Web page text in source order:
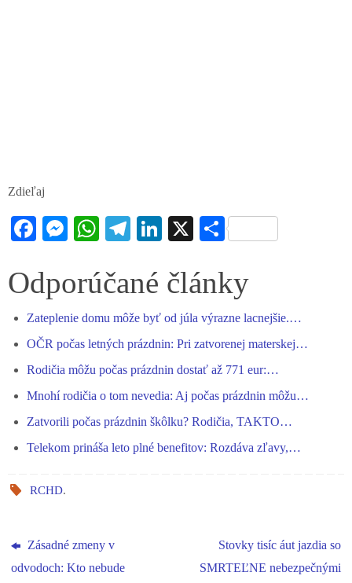
Zdieľaj
Fa
bo
ok
M
se
er
W
ts
pp
Te
gr
m
Li
ed
X S
re
Odporúčané články
Zateplenie domu môže byť od júla výrazne lacnejšie.…
OČR počas letných prázdnin: Pri zatvorenej materskej…
Rodičia môžu počas prázdnin dostať až 771 eur:…
Mnohí rodičia o tom nevedia: Aj počas prázdnin môžu…
Zatvorili počas prázdnin škôlku? Rodičia, TAKTO…
Telekom prináša leto plné benefitov: Rozdáva zľavy,…
RCHD.
Zásadné zmeny v
odvodoch: Kto nebude
Stovky tisíc áut jazdia so
SMRTEĽNE nebezpečnými